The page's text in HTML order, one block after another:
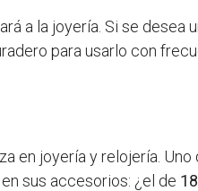
a la joyería. Si se desea
para usarlo con
en joyería y relojería.
sus accesorios: ¿el de